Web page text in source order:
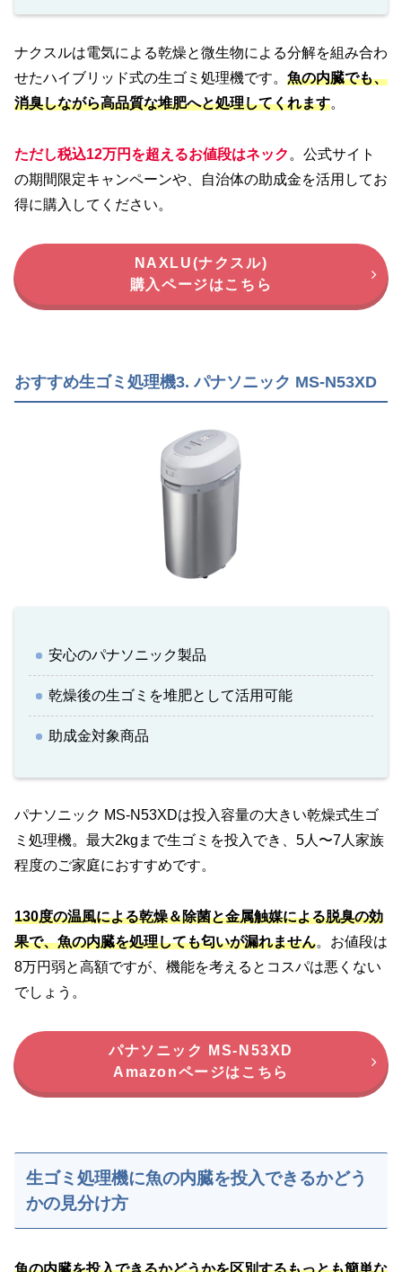
ナクスルは電気による乾燥と微生物による分解を組み合わ
せたハイブリッド式の生ゴミ処理機です。 魚の内臓でも、
消臭しながら高品質な堆肥へと処理してくれます。
ただし税込12万円を超えるお値段はネック 。公式サイト
の期間限定キャンペーンや、自治体の助成金を活用してお
得に購入してください。
NAXLU(ナクスル)
購入ページはこちら
おすすめ生ゴミ処理機3. パナソニック MS-N53XD
安心のパナソニック製品
乾燥後の生ゴミを堆肥として活用可能
助成金対象商品
パナソニック MS-N53XDは投入容量の大きい乾燥式生ゴ
ミ処理機。最大2kgまで生ゴミを投入でき、5人〜7人家族
程度のご家庭におすすめです。
130度の温風による乾燥＆除菌と金属触媒による脱臭の効
果で、魚の内臓を処理しても匂いが漏れません。お値段は
8万円弱と高額ですが、機能を考えるとコスパは悪くない
でしょう。
パナソニック MS-N53XD
Amazonページはこちら
生ゴミ処理機に魚の内臓を投入できるかどう
かの見分け方